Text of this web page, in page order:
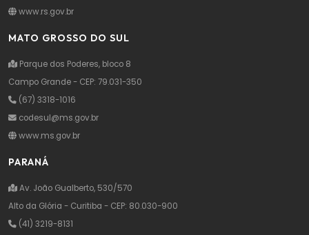
www.rs.gov.br
MATO GROSSO DO SUL
Parque dos Poderes, bloco 8
Campo Grande - CEP: 79.031-350
(67) 3318-1016
codesul@ms.gov.br
www.ms.gov.br
PARANÁ
Av. João Gualberto, 530/570
Alto da Glória - Curitiba - CEP: 80.030-900
(41) 3219-8131